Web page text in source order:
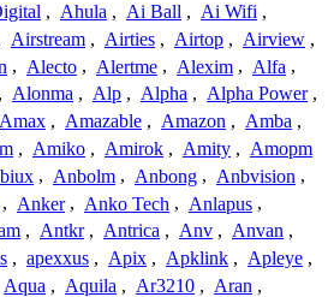
, Ahula , Ai Ball , Ai Wifi ,
Airstream , Airties , Airtop , Airview ,
, Alecto , Alertme , Alexim , Alfa ,
, Alonma , Alp , Alpha , Alpha Power ,
Amax , Amazable , Amazon , Amba ,
, Amiko , Amirok , Amity , Amopm
, Anbolm , Anbong , Anbvision ,
, Anker , Anko Tech , Anlapus ,
, Antkr , Antrica , Anv , Anvan ,
, apexxus , Apix , Apklink , Apleye ,
Aqua , Aquila , Ar3210 , Aran ,